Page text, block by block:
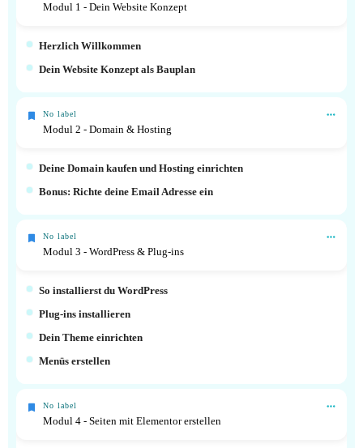
Modul 1 - Dein Website Konzept
Herzlich Willkommen
Dein Website Konzept als Bauplan
No label
Modul 2 - Domain & Hosting
Deine Domain kaufen und Hosting einrichten
Bonus: Richte deine Email Adresse ein
No label
Modul 3 - WordPress & Plug-ins
So installierst du WordPress
Plug-ins installieren
Dein Theme einrichten
Menüs erstellen
No label
Modul 4 - Seiten mit Elementor erstellen